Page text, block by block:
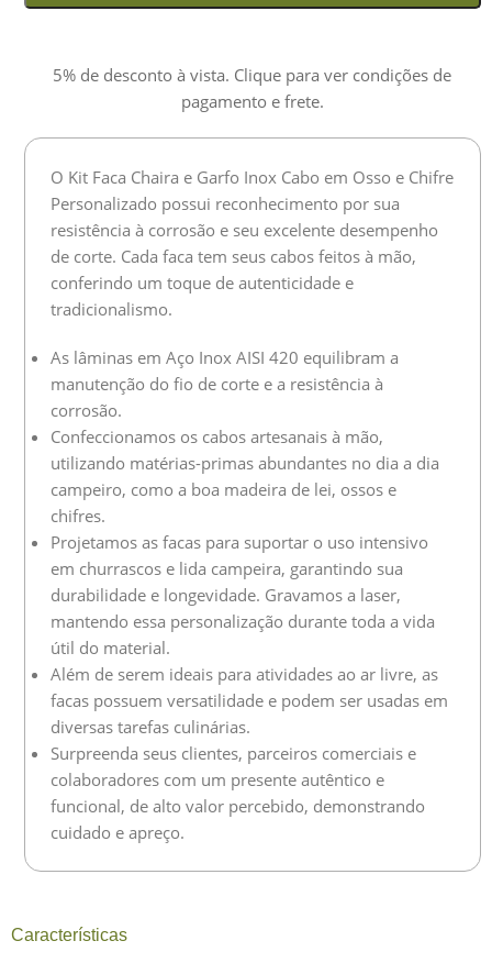
5% de desconto à vista. Clique para ver condições de
pagamento e frete.
O Kit Faca Chaira e Garfo Inox Cabo em Osso e Chifre
Personalizado possui reconhecimento por sua
resistência à corrosão e seu excelente desempenho
de corte. Cada faca tem seus cabos feitos à mão,
conferindo um toque de autenticidade e
tradicionalismo.
As lâminas em Aço Inox AISI 420 equilibram a
manutenção do fio de corte e a resistência à
corrosão.
Confeccionamos os cabos artesanais à mão,
utilizando matérias-primas abundantes no dia a dia
campeiro, como a boa madeira de lei, ossos e
chifres.
Projetamos as facas para suportar o uso intensivo
em churrascos e lida campeira, garantindo sua
durabilidade e longevidade. Gravamos a laser,
mantendo essa personalização durante toda a vida
útil do material.
Além de serem ideais para atividades ao ar livre, as
facas possuem versatilidade e podem ser usadas em
diversas tarefas culinárias.
Surpreenda seus clientes, parceiros comerciais e
colaboradores com um presente autêntico e
funcional, de alto valor percebido, demonstrando
cuidado e apreço.
Características